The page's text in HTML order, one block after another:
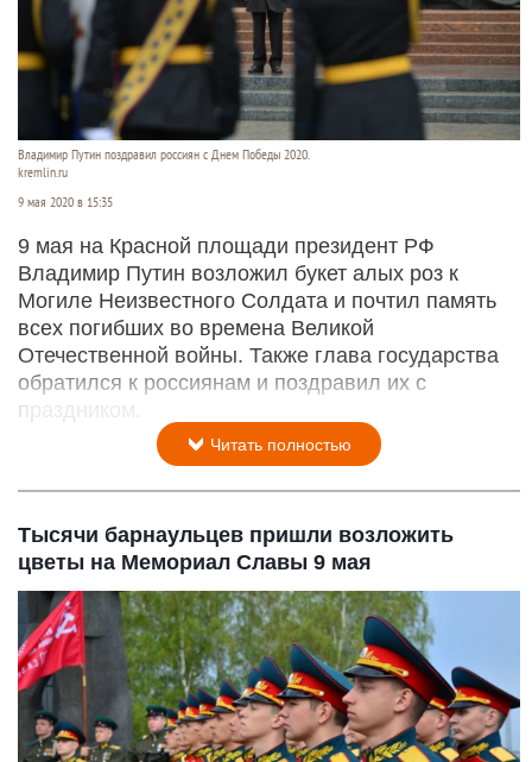
Владимир Путин поздравил россиян с Днем Победы 2020.
kremlin.ru
9 мая 2020 в 15:35
9 мая на Красной площади президент РФ
Владимир Путин возложил букет алых роз к
Могиле Неизвестного Солдата и почтил память
всех погибших во времена Великой
Отечественной войны. Также глава государства
обратился к россиянам и поздравил их с
праздником.
Читать полностью
Тысячи барнаульцев пришли возложить
цветы на Мемориал Славы 9 мая